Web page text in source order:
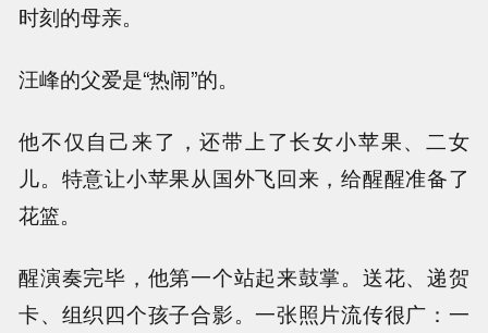
时刻的母亲。
汪峰的父爱是“热闹”的。
他不仅自己来了，还带上了长女小苹果、二女
儿。特意让小苹果从国外飞回来，给醒醒准备了
花篮。
醒演奏完毕，他第一个站起来鼓掌。送花、递贺
卡、组织四个孩子合影。一张照片流传很广：一